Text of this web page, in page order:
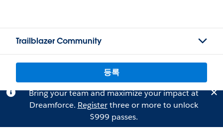
Trailblazer Community
등록
Bring your team and maximize your impact at
Dreamforce. Registerthree or more to unlock
$999 passes.